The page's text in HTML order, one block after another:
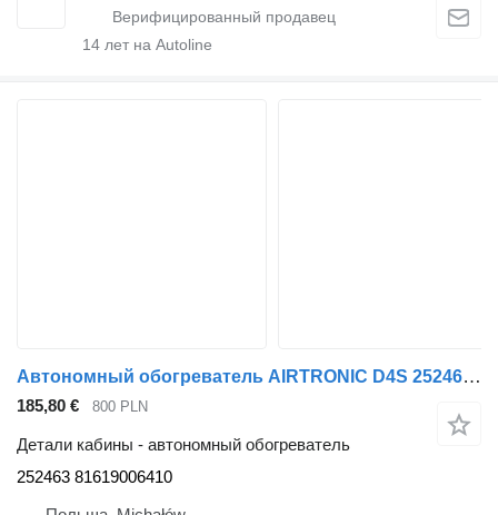
14 лет на Autoline
Автономный обогреватель AIRTRONIC D4S 252463 для тягача MAN TGL, TGM, TGS, TGX
185,80 € 800 PLN
Детали кабины - автономный обогреватель
252463 81619006410